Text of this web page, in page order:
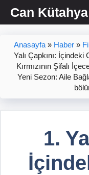
İçeriğe
atlaCan Kütahya
Anasayfa » Haber »
Yalı Çapkını: İçindeki
Kırmızının Şifalı
Yeni Sezon: Aile
1.